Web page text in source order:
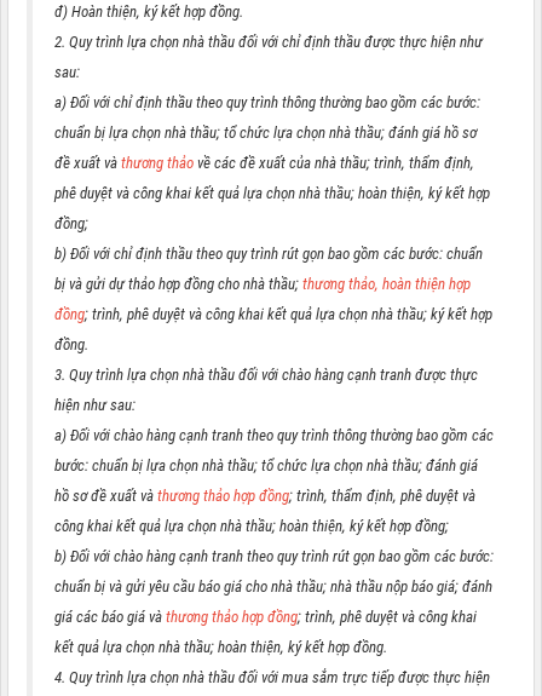
đ) Hoàn thiện, ký kết hợp đồng.
2. Quy trình lựa chọn nhà thầu đối với chỉ định thầu được thực hiện như
sau:
a) Đối với chỉ định thầu theo quy trình thông thường bao gồm các bước:
chuẩn bị lựa chọn nhà thầu; tổ chức lựa chọn nhà thầu; đánh giá hồ sơ
đề xuất và thương thảo về các đề xuất của nhà thầu; trình, thẩm định,
phê duyệt và công khai kết quả lựa chọn nhà thầu; hoàn thiện, ký kết hợp
đồng;
b) Đối với chỉ định thầu theo quy trình rút gọn bao gồm các bước: chuẩn
bị và gửi dự thảo hợp đồng cho nhà thầu; thương thảo, hoàn thiện hợp
đồng; trình, phê duyệt và công khai kết quả lựa chọn nhà thầu; ký kết hợp
đồng.
3. Quy trình lựa chọn nhà thầu đối với chào hàng cạnh tranh được thực
hiện như sau:
a) Đối với chào hàng cạnh tranh theo quy trình thông thường bao gồm các
bước: chuẩn bị lựa chọn nhà thầu; tổ chức lựa chọn nhà thầu; đánh giá
hồ sơ đề xuất và thương thảo hợp đồng; trình, thẩm định, phê duyệt và
công khai kết quả lựa chọn nhà thầu; hoàn thiện, ký kết hợp đồng;
b) Đối với chào hàng cạnh tranh theo quy trình rút gọn bao gồm các bước:
chuẩn bị và gửi yêu cầu báo giá cho nhà thầu; nhà thầu nộp báo giá; đánh
giá các báo giá và thương thảo hợp đồng; trình, phê duyệt và công khai
kết quả lựa chọn nhà thầu; hoàn thiện, ký kết hợp đồng.
4. Quy trình lựa chọn nhà thầu đối với mua sắm trực tiếp được thực hiện